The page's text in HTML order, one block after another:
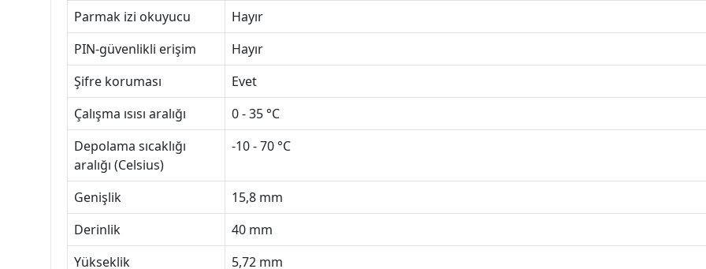
Parmak izi okuyucu
Hayır
PIN-güvenlikli erişim
Hayır
Şifre koruması
Evet
Çalışma ısısı aralığı
0 - 35 °C
Depolama sıcaklığı
aralığı (Celsius)
-10 - 70 °C
Genişlik
15,8 mm
Derinlik
40 mm
Yükseklik
5,72 mm